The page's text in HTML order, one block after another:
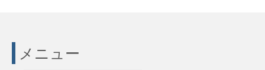
メニュー